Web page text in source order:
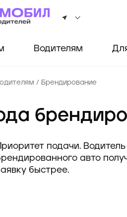
Водителям
/ Брендирование
подачи. Водитель
авто
быстрее.